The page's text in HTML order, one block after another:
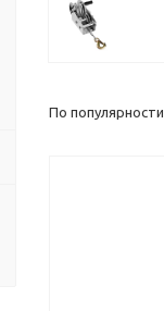
По популярности